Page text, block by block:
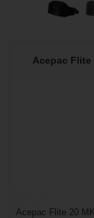
Acepac Flite
Acepac Flite 20